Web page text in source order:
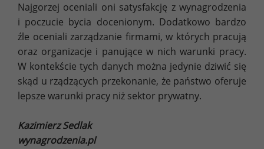
Najgorzej oceniali oni satysfakcję z wynagrodzenia
i poczucie bycia docenionym. Dodatkowo bardzo
źle oceniali zarządzanie firmami, w których pracują
oraz organizacje i panujące w nich warunki pracy.
W kontekście tych danych można jedynie dziwić się
skąd u rządzących przekonanie, że państwo oferuje
lepsze warunki pracy niż sektor prywatny.
Kazimierz Sedlak
wynagrodzenia.pl